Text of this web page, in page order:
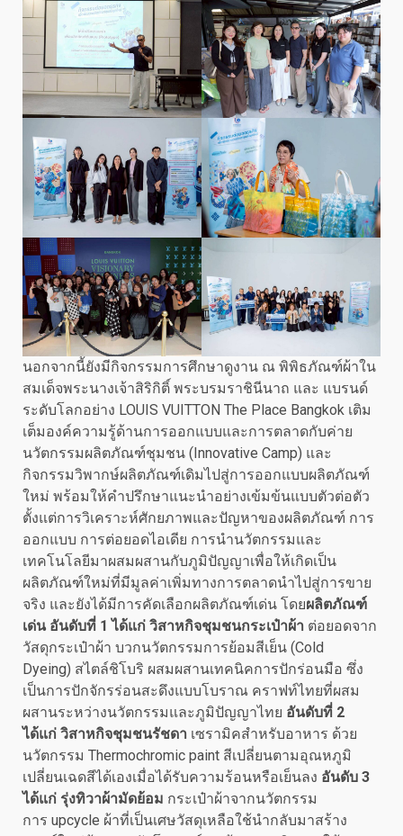
นอกจากนี้ยังมีกิจกรรมการศึกษาดูงาน ณ พิพิธภัณฑ์ผ้าใน
สมเด็จพระนางเจ้าสิริกิติ์ พระบรมราชินีนาถ และ แบรนด์
ระดับโลกอย่าง LOUIS VUITTON The Place Bangkok เติม
เต็มองค์ความรู้ด้านการออกแบบและการตลาดกับค่าย
นวัตกรรมผลิตภัณฑ์ชุมชน (Innovative Camp) และ
กิจกรรมวิพากษ์ผลิตภัณฑ์เดิมไปสู่การออกแบบผลิตภัณฑ์
ใหม่ พร้อมให้คำปรึกษาแนะนำอย่างเข้มข้นแบบตัวต่อตัว
ตั้งแต่การวิเคราะห์ศักยภาพและปัญหาของผลิตภัณฑ์ การ
ออกแบบ การต่อยอดไอเดีย การนำนวัตกรรมและ
เทคโนโลยีมาผสมผสานกับภูมิปัญญาเพื่อให้เกิดเป็น
ผลิตภัณฑ์ใหม่ที่มีมูลค่าเพิ่มทางการตลาดนำไปสู่การขาย
จริง และยังได้มีการคัดเลือกผลิตภัณฑ์เด่น โดยผลิตภัณฑ์
เด่น อันดับที่ 1 ได้แก่ วิสาหกิจชุมชนกระเป๋าผ้า ต่อยอดจาก
วัสดุกระเป๋าผ้า บวกนวัตกรรมการย้อมสีเย็น (Cold
Dyeing) สไตล์ชิโบริ ผสมผสานเทคนิคการปักร่อนมือ ซึ่ง
เป็นการปักจักรร่อนสะดึงแบบโบราณ คราฟท์ไทยที่ผสม
ผสานระหว่างนวัตกรรมและภูมิปัญญาไทย อันดับที่ 2
ได้แก่ วิสาหกิจชุมชนรัชดา เซรามิคสำหรับอาหาร ด้วย
นวัตกรรม Thermochromic paint สีเปลี่ยนตามอุณหภูมิ
เปลี่ยนเฉดสีได้เองเมื่อได้รับความร้อนหรือเย็นลง อันดับ 3
ได้แก่ รุ่งทิวาผ้ามัดย้อม กระเป๋าผ้าจากนวัตกรรม
การ upcycle ผ้าที่เป็นเศษวัสดุเหลือใช้นำกลับมาสร้าง